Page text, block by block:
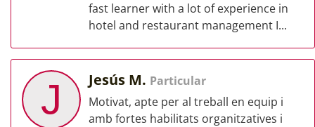
fast learner with a lot of experience in
hotel and restaurant management I...
J Jesús M. Particular
Motivat, apte per al treball en equip i
amb fortes habilitats organitzatives i